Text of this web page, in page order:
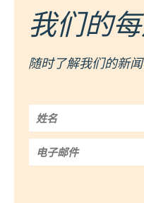
我们的
随时了解我们的新闻
姓
名
*电
子